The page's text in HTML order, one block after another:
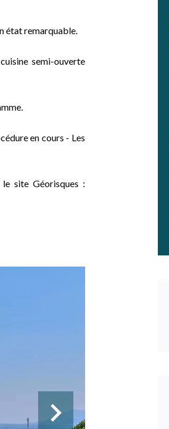
état remarquable.
semi-ouverte
en cours - Les
site Géorisques :